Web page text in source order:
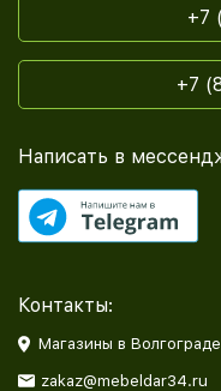
+7
+7
Написать в
Контакты:
Магазины в
zakaz@mebeldar34.ru